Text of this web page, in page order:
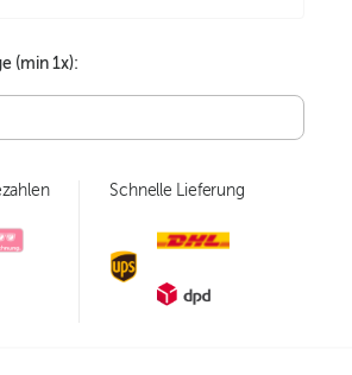
(min1x):
Schnelle Lieferung